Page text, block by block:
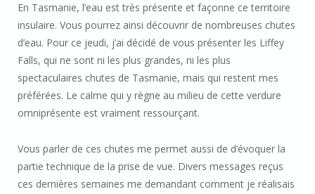
En Tasmanie, l’eau est très présente et façonne ce territoire
insulaire. Vous pourrez ainsi découvrir de nombreuses chutes
d’eau. Pour ce jeudi, j’ai décidé de vous présenter les Liffey
Falls, qui ne sont ni les plus grandes, ni les plus
spectaculaires chutes de Tasmanie, mais qui restent mes
préférées. Le calme qui y règne au milieu de cette verdure
omniprésente est vraiment ressourçant.
Vous parler de ces chutes me permet aussi de d’évoquer la
partie technique de la prise de vue. Divers messages reçus
ces dernières semaines me demandant comment je réalisais